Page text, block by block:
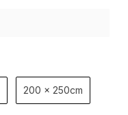
200 x 250cm